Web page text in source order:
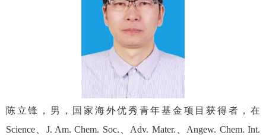
陈立锋，男，国家海外优秀青年基金项目获得者，在
Science、J. Am. Chem. Soc.、Adv. Mater.、Angew. Chem. Int.